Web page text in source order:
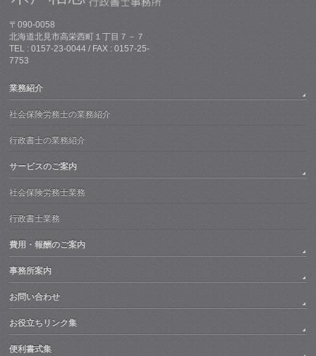
〒090-0058
北海道北見市高栄西町１丁目７－７
TEL : 0157-23-0044 / FAX : 0157-25-
7753
業務紹介
社会保険労務士の業務紹介
行政書士の業務紹介
サービスのご案内
社会保険労務士業務
行政書士業務
費用・報酬のご案内
事務所案内
お問い合わせ
お役立ちリンク集
便利書式集